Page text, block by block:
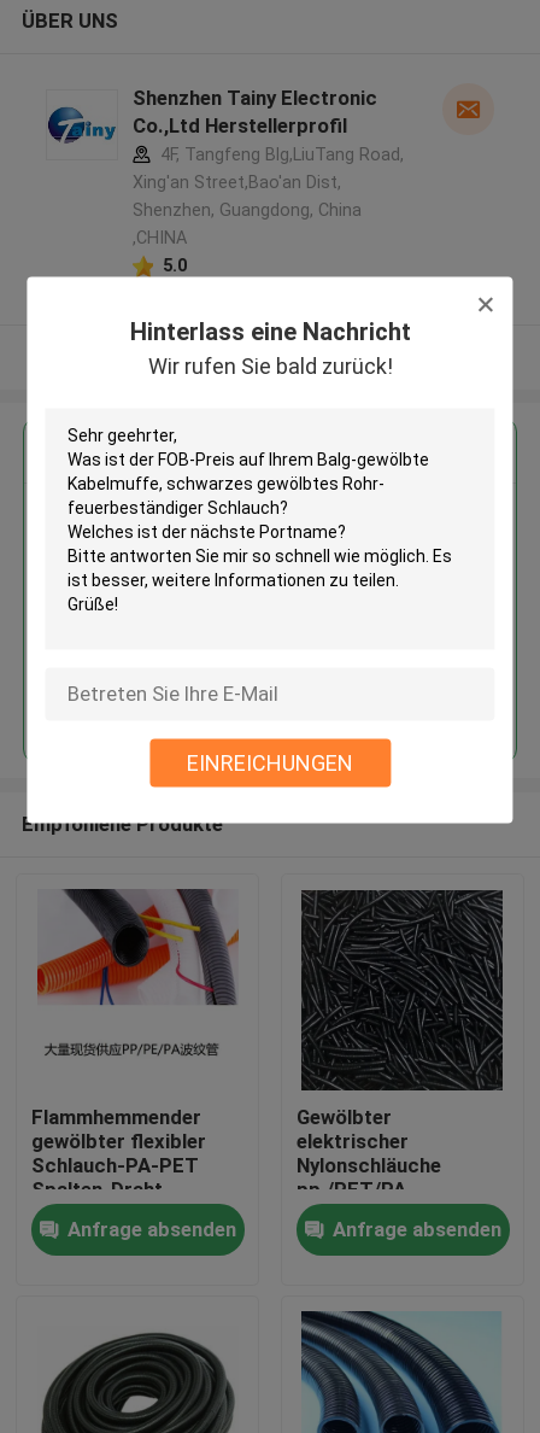
Hinterlass eine Nachricht
Wir rufen Sie bald zurück!
EINREICHUNGEN
Produkte
Über uns
ÜBER UNS
Shenzhen Tainy Electronic
Co.,Ltd Herstellerprofil
4F, Tangfeng Blg,LiuTang Road,
Xing'an Street,Bao'an Dist,
Shenzhen, Guangdong, China
,CHINA
5.0
Sehen Sie mehr an
Erhalten Sie den besten Preis für
Balg-gewölbte Kabelmuffe,
schwarzes gewölbtes Rohr-
feuerbeständiger Schlauch
Fortsetzen
Empfohlene Produkte
Flammhemmender
gewölbter flexibler
Schlauch-PA-PET
Spalten-Draht-
Webstuhl-Schläuche
Anfrage absenden
Gewölbter
elektrischer
Nylonschläuche
pp./PET/PA
Materialärmel
Anfrage absenden